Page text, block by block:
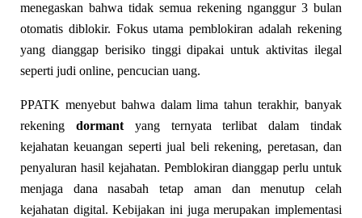
menegaskan bahwa tidak semua rekening nganggur 3 bulan
otomatis diblokir. Fokus utama pemblokiran adalah rekening
yang dianggap berisiko tinggi dipakai untuk aktivitas ilegal
seperti judi online, pencucian uang.
PPATK menyebut bahwa dalam lima tahun terakhir, banyak
rekening dormantyang ternyata terlibat dalam tindak
kejahatan keuangan seperti jual beli rekening, peretasan, dan
penyaluran hasil kejahatan. Pemblokiran dianggap perlu untuk
menjaga dana nasabah tetap aman dan menutup celah
kejahatan digital. Kebijakan ini juga merupakan implementasi